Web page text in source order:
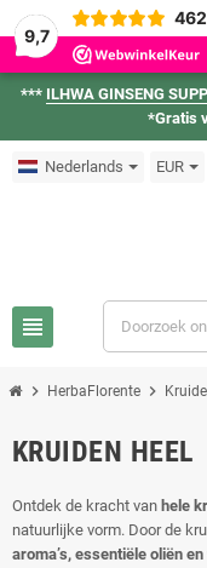
9,7
462
*** ILHWA GINSENG
*Gratis
Nederlands EUR
view_headline
chevron_right HerbaFlorente chevron_right
KRUIDEN HEEL
Ontdek de kracht van hele
natuurlijke vorm. Door de
aroma’s, essentiële oliën